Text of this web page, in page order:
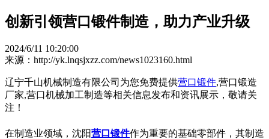
创新引领营口锻件制造，助力产业升级
2024/6/11 10:20:00
来源：http://yk.lnqsjxzz.com/news1023160.html
辽宁千山机械制造有限公司为您免费提供营口锻件,营口锻造
厂家,营口机械加工制造等相关信息发布和资讯展示，敬请关
注！
在制造业领域，沈阳营口锻件作为重要的基础零部件，其制造